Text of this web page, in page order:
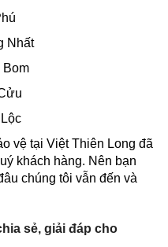
Nhất
Bom
vệ tại Việt Thiên Long đã
khách hàng. Nên bạn
chúng tôi vẫn đến và
sẻ, giải đáp cho